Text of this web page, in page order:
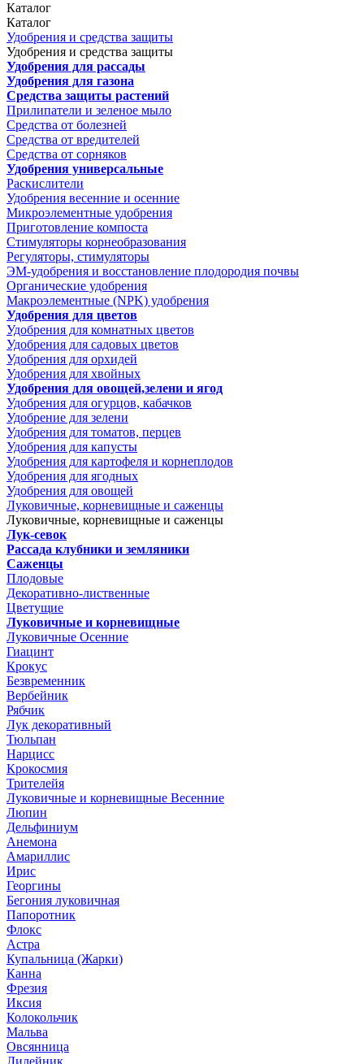
Каталог
Каталог
Удобрения и средства защиты
Удобрения и средства защиты
Удобрения для рассады
Удобрения для газона
Средства защиты растений
Прилипатели и зеленое мыло
Средства от болезней
Средства от вредителей
Средства от сорняков
Удобрения универсальные
Раскислители
Удобрения весенние и осенние
Микроэлементные удобрения
Приготовление компоста
Стимуляторы корнеобразования
Регуляторы, стимуляторы
ЭМ-удобрения и восстановление плодородия почвы
Органические удобрения
Макроэлементные (NPK) удобрения
Удобрения для цветов
Удобрения для комнатных цветов
Удобрения для садовых цветов
Удобрения для орхидей
Удобрения для хвойных
Удобрения для овощей,зелени и ягод
Удобрения для огурцов, кабачков
Удобрение для зелени
Удобрения для томатов, перцев
Удобрения для капусты
Удобрения для картофеля и корнеплодов
Удобрения для ягодных
Удобрения для овощей
Луковичные, корневищные и саженцы
Луковичные, корневищные и саженцы
Лук-севок
Рассада клубники и земляники
Саженцы
Плодовые
Декоративно-лиственные
Цветущие
Луковичные и корневищные
Луковичные Осенние
Гиацинт
Крокус
Безвременник
Вербейник
Рябчик
Лук декоративный
Тюльпан
Нарцисс
Крокосмия
Трителейя
Луковичные и корневищные Весенние
Люпин
Дельфиниум
Анемона
Амариллис
Ирис
Георгины
Бегония луковичная
Папоротник
Флокс
Астра
Купальница (Жарки)
Канна
Фрезия
Иксия
Колокольчик
Мальва
Овсянница
Лилейник